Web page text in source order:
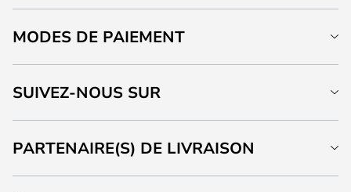
MODES DE PAIEMENT
SUIVEZ-NOUS SUR
PARTENAIRE(S) DE LIVRAISON